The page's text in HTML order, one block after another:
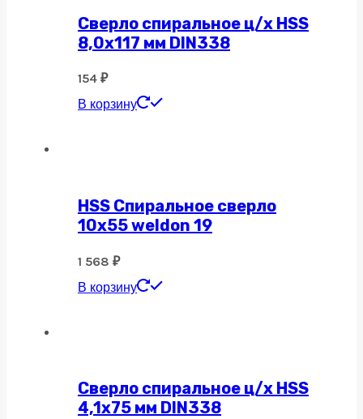
Сверло спиральное ц/х HSS
8,0х117 мм DIN338
154 ₽
В корзину
HSS Спиральное сверло
10х55 weldon 19
1 568 ₽
В корзину
Сверло спиральное ц/х HSS
4,1х75 мм DIN338